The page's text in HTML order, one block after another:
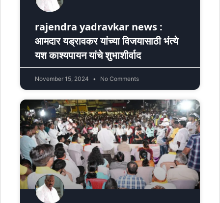
rajendra yadravkar news :
आमदार यड्रावकर यांच्या विजयासाठी भंत्ये
यश काश्यपायन यांचे शुभाशीर्वाद
November 15, 2024 No Comments